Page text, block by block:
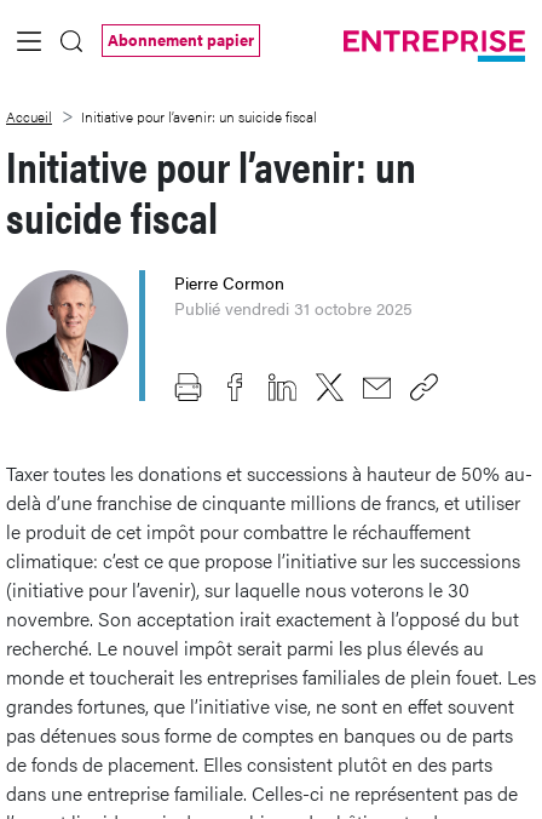
Saut au contenu principal
Abonnement papier
Accueil Initiative pour l’avenir: un suicide fiscal
Initiative pour l’avenir: un
suicide fiscal
Pierre Cormon
Publié vendredi 31 octobre 2025
Taxer toutes les donations et successions à hauteur de 50% au-
delà d’une franchise de cinquante millions de francs, et utiliser
le produit de cet impôt pour combattre le réchauffement
climatique: c’est ce que propose l’initiative sur les successions
(initiative pour l’avenir), sur laquelle nous voterons le 30
novembre. Son acceptation irait exactement à l’opposé du but
recherché. Le nouvel impôt serait parmi les plus élevés au
monde et toucherait les entreprises familiales de plein fouet. Les
grandes fortunes, que l’initiative vise, ne sont en effet souvent
pas détenues sous forme de comptes en banques ou de parts
de fonds de placement. Elles consistent plutôt en des parts
dans une entreprise familiale. Celles-ci ne représentent pas de